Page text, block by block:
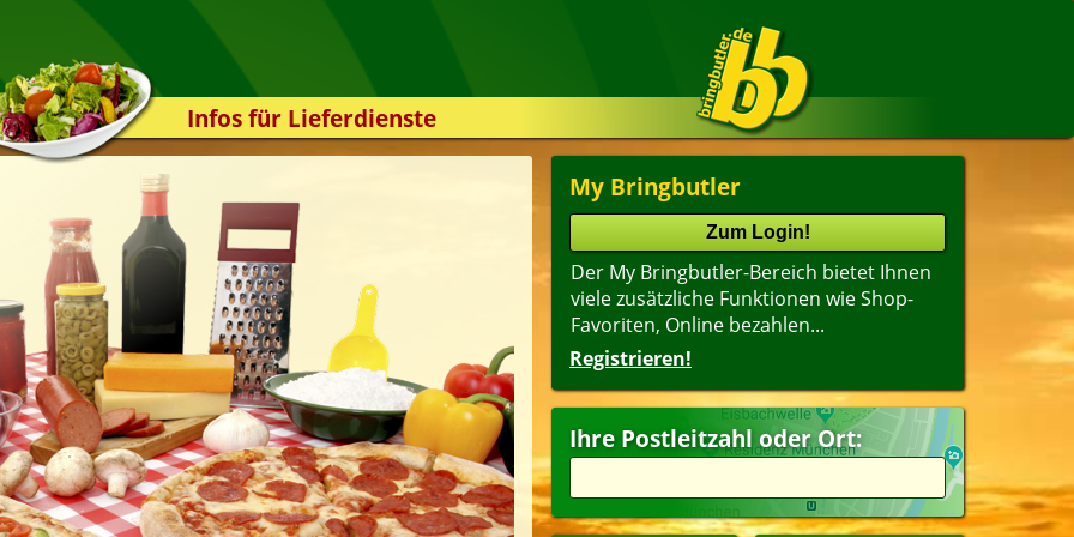
Infos für Lieferdienste
Kassensystem
Zuverlässigkeit
Sicherheit
Der Online-Shop
Das Bestellsystem
Der Bestellvorgang
Übertragung
Testshop
Styles
Kontakt
My Bringbutler
Der My Bringbutler-Bereich bietet Ihnen
viele zusätzliche Funktionen wie Shop-
Favoriten, Online bezahlen...
Registrieren!
Ihre Postleitzahl oder Ort: